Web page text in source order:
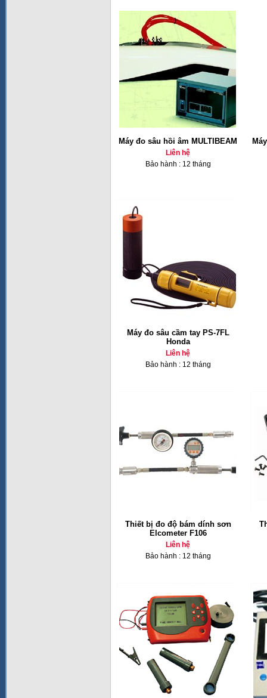
Máy đo sâu hồi âm MULTIBEAM
Liên hệ
Bảo hành : 12 tháng
Máy đo sâu cầm tay PS-7FL
Honda
Liên hệ
Bảo hành : 12 tháng
Thiết bị đo độ bám dính sơn
Elcometer F106
Liên hệ
Bảo hành : 12 tháng